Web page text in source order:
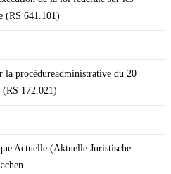
(RS 641.101)
la procédureadministrative du 20
(RS 172.021)
Actuelle (Aktuelle Juristische